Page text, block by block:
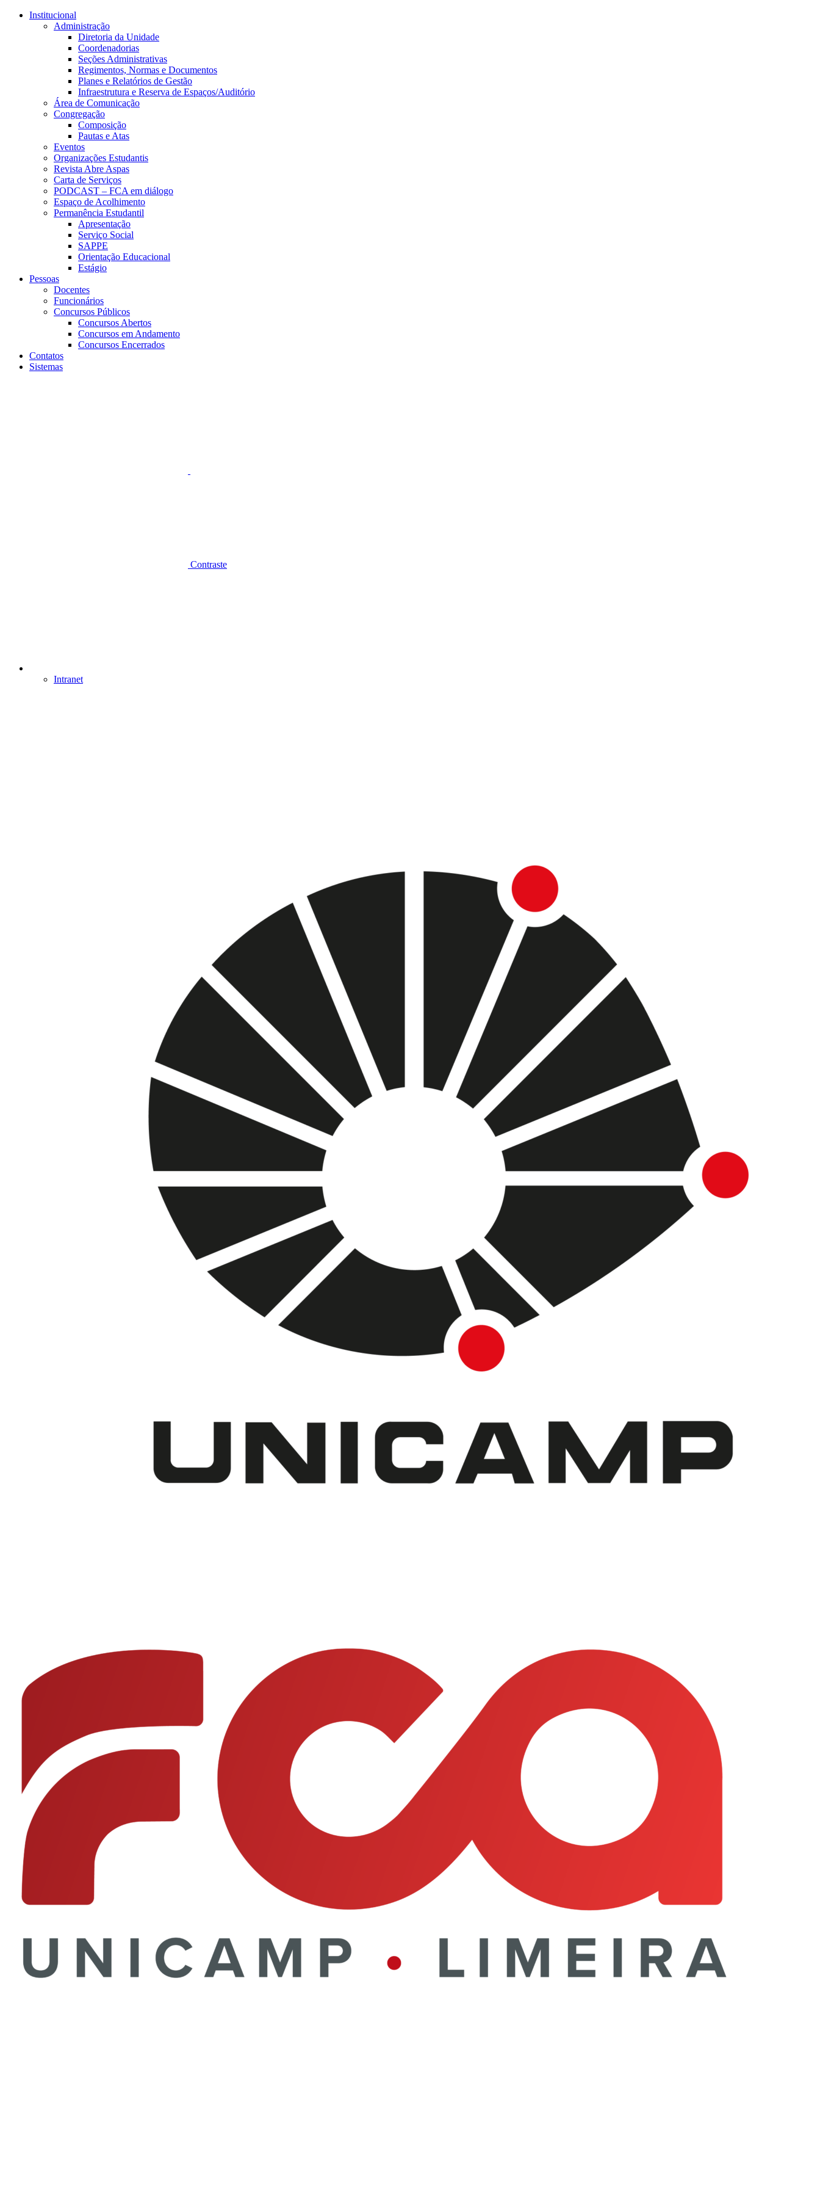
Conteúdo principal
Institucional
Administração
Diretoria da Unidade
Coordenadorias
Seções Administrativas
Regimentos, Normas e Documentos
Planes e Relatórios de Gestão
Infraestrutura e Reserva de Espaços/Auditório
Área de Comunicação
Congregação
Composição
Pautas e Atas
Eventos
Organizações Estudantis
Revista Abre Aspas
Carta de Serviços
PODCAST – FCA em diálogo
Espaço de Acolhimento
Permanência Estudantil
Apresentação
Serviço Social
SAPPE
Orientação Educacional
Estágio
Pessoas
Docentes
Funcionários
Concursos Públicos
Concursos Abertos
Concursos em Andamento
Concursos Encerrados
Contatos
Sistemas
Contraste
Intranet